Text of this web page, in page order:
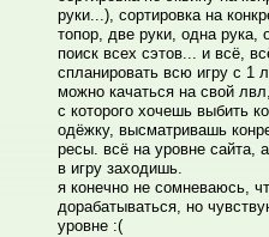
руки...), сортировка на
топор, две руки, одна рука,
поиск всех сэтов... и всё,
спланировать всю игру с 1
можно качаться на свой
с которого хочешь выбить
одёжку, высматривашь
ресы. всё на уровне сайта,
в игру заходишь.
я конечно не сомневаюсь,
дорабатываться, но
уровне :(